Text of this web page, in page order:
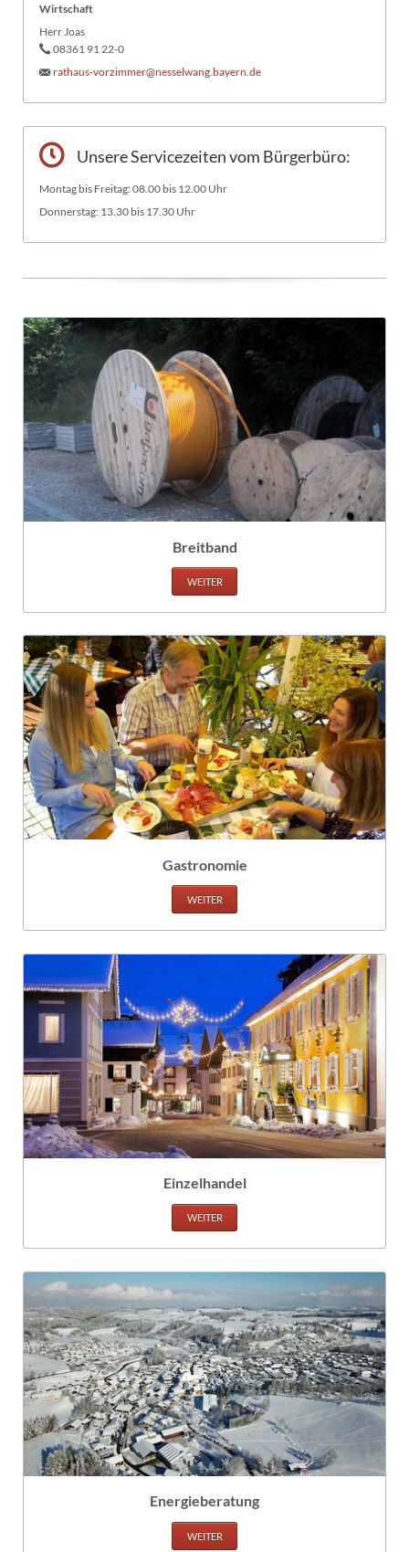
Wirtschaft
Herr Joas
08361 91 22-0
rathaus-vorzimmer@nesselwang.bayern.de
Unsere Servicezeiten vom Bürgerbüro:
Montag bis Freitag: 08.00 bis 12.00 Uhr
Donnerstag: 13.30 bis 17.30 Uhr
Breitband
WEITER
Gastronomie
WEITER
Einzelhandel
WEITER
Energieberatung
WEITER